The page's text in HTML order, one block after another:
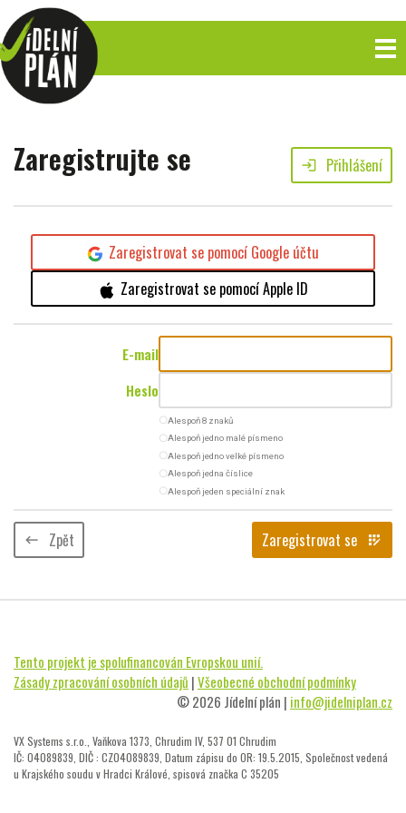
Zaregistrujte se login Přihlášení
Zaregistrovat se pomocí Google účtu
Zaregistrovat se pomocí Apple ID
E-mail
Heslo
radio_button_uncheckedAlespoň 8 znaků
radio_button_uncheckedAlespoň jedno malé písmeno
radio_button_uncheckedAlespoň jedno velké písmeno
radio_button_uncheckedAlespoň jedna číslice
radio_button_uncheckedAlespoň jeden speciální znak
keyboard_backspace Zpět Zaregistrovat se app_registration
Tento projekt je spolufinancován Evropskou unií.
Zásady zpracování osobních údajů |Všeobecné obchodní podmínky
© 2026 Jídelní plán | info@jidelniplan.cz
VX Systems s.r.o., Vaňkova 1373, Chrudim IV, 537 01 Chrudim
IČ: 04089839, DIČ : CZ04089839, Datum zápisu do OR: 19.5.2015, Společnost vedená
u Krajského soudu v Hradci Králové, spisová značka C 35205